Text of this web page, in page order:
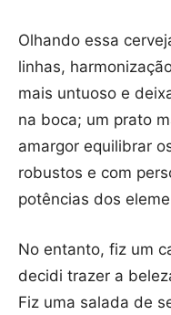
Olhando essa
linhas,
mais untuoso e
na boca; um prato
amargor equilibrar
robustos e com
potências dos
No entanto, fiz um
decidi trazer a
Fiz uma salada de